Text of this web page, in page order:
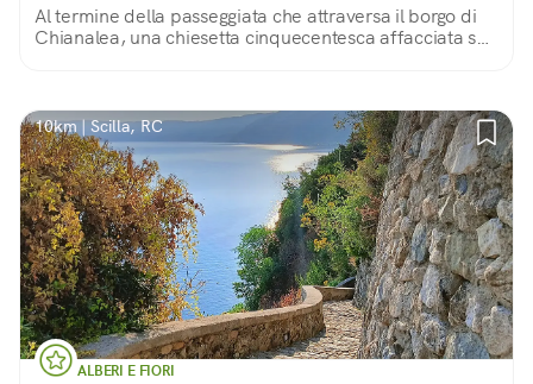
Al termine della passeggiata che attraversa il borgo di
Chianalea, una chiesetta cinquecentesca affacciata sul
10km | Scilla, RC
ALBERI E FIORI